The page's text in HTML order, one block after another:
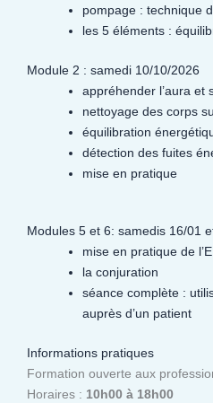
pompage : technique
les 5 éléments :
Module 2 : samedi 10/10/2026
appréhender l’aura et
nettoyage des corps
équilibration
détection des fuites
mise en pratique
Modules 5 et 6: samedis 16/01
mise en pratique de
la conjuration
séance complète :
auprès d’un patient
Informations pratiques
Formation ouverte aux
Horaires : 10h00 à 18h00